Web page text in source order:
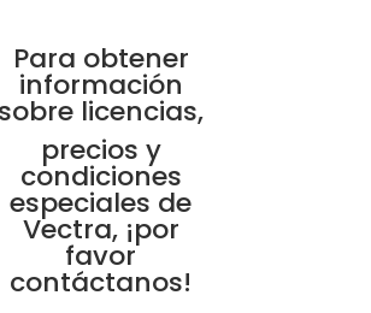
Para obtener
información
sobre licencias,
precios y
condiciones
especiales de
Vectra, ¡por
favor
contáctanos!